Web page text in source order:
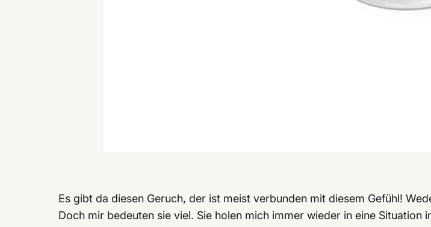
Es gibt da diesen Geruch, der ist meist verbunden mit diesem Gefühl!
Doch mir bedeuten sie viel. Sie holen mich immer wieder in eine